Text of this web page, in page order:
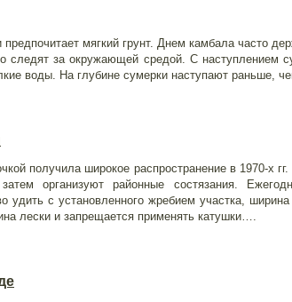
мягкий грунт. Днем камбала часто
следят за окружающей средой. С наступлением
воды. На глубине сумерки наступают раньше,
получила широкое распространение в 1970-х
организуют районные состязания.
удить с установленного жребием участка,
лески и запрещается применять катушки….